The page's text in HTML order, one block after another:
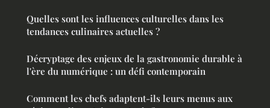
Quelles sont les influences culturelles dans les
tendances culinaires actuelles ?
Décryptage des enjeux de la gastronomie durable à
l'ère du numérique : un défi contemporain
Comment les chefs adaptent-ils leurs menus aux